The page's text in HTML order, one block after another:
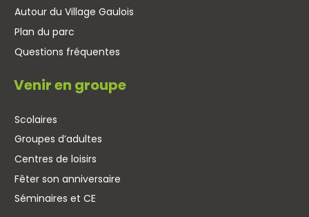
Autour du Village Gaulois
Plan du parc
Questions fréquentes
Venir en groupe
Scolaires
Groupes d’adultes
Centres de loisirs
Fêter son anniversaire
Séminaires et CE